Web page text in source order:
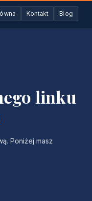
Kontakt Blog
linku
Poniżej masz